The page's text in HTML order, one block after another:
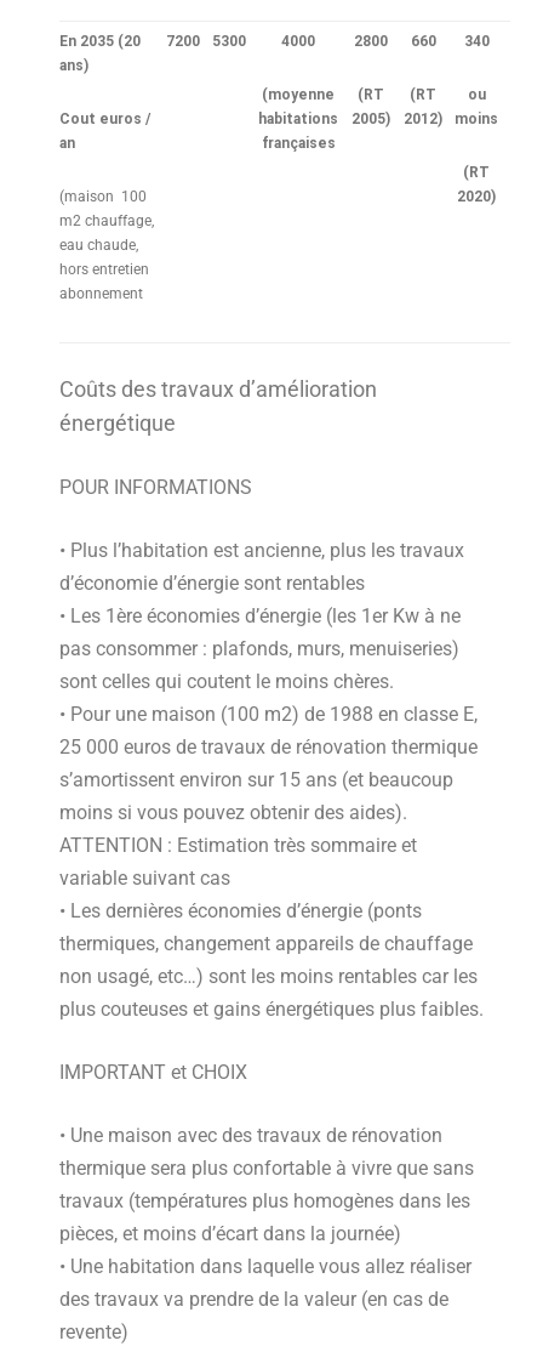
En 2035 (20
ans)
Cout euros /
an
(maison 100
m2 chauffage,
eau chaude,
hors entretien
abonnement
7200 5300 4000
(moyenne
habitations
françaises
2800
(RT
2005)
660
(RT
2012)
340
ou
moins
(RT
2020)
Coûts des travaux d’amélioration
énergétique
POUR INFORMATIONS
• Plus l’habitation est ancienne, plus les travaux
d’économie d’énergie sont rentables
• Les 1ère économies d’énergie (les 1er Kw à ne
pas consommer : plafonds, murs, menuiseries)
sont celles qui coutent le moins chères.
• Pour une maison (100 m2) de 1988 en classe E,
25 000 euros de travaux de rénovation thermique
s’amortissent environ sur 15 ans (et beaucoup
moins si vous pouvez obtenir des aides).
ATTENTION : Estimation très sommaire et
variable suivant cas
• Les dernières économies d’énergie (ponts
thermiques, changement appareils de chauffage
non usagé, etc…) sont les moins rentables car les
plus couteuses et gains énergétiques plus faibles.
IMPORTANT et CHOIX
• Une maison avec des travaux de rénovation
thermique sera plus confortable à vivre que sans
travaux (températures plus homogènes dans les
pièces, et moins d’écart dans la journée)
• Une habitation dans laquelle vous allez réaliser
des travaux va prendre de la valeur (en cas de
revente)